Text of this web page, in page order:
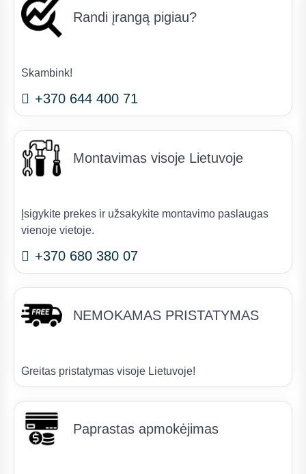
Randi įrangą pigiau?
Skambink!
+370 644 400 71
Montavimas visoje Lietuvoje
Įsigykite prekes ir užsakykite montavimo paslaugas
vienoje vietoje.
+370 680 380 07
NEMOKAMAS PRISTATYMAS
Greitas pristatymas visoje Lietuvoje!
Paprastas apmokėjimas